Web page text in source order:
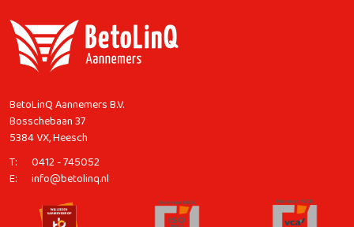
BetoLinQ Aannemers B.V.
Bosschebaan 37
5384 VX, Heesch
T: 0412 - 745052
E: info@betolinq.nl